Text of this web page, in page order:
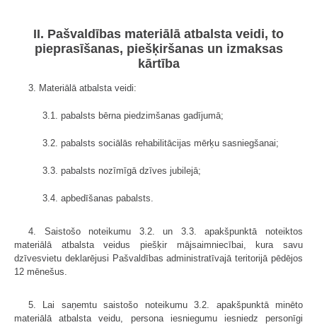
II. Pašvaldības materiālā atbalsta veidi, to
pieprasīšanas, piešķiršanas un izmaksas
kārtība
3. Materiālā atbalsta veidi:
3.1. pabalsts bērna piedzimšanas gadījumā;
3.2. pabalsts sociālās rehabilitācijas mērķu sasniegšanai;
3.3. pabalsts nozīmīgā dzīves jubilejā;
3.4. apbedīšanas pabalsts.
4. Saistošo noteikumu 3.2. un 3.3. apakšpunktā noteiktos
materiālā atbalsta veidus piešķir mājsaimniecībai, kura savu
dzīvesvietu deklarējusi Pašvaldības administratīvajā teritorijā pēdējos
12 mēnešus.
5. Lai saņemtu saistošo noteikumu 3.2. apakšpunktā minēto
materiālā atbalsta veidu, persona iesniegumu iesniedz personīgi